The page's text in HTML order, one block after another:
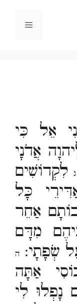
תפריט
אֵל כִּי
אֲדֹנָי
ג לִקְדוֹשִׁים
כָּל
אַחֵר
מִדָּם
שְׂפָתָי: ה
אַתָּה
נָפְלוּ לִי